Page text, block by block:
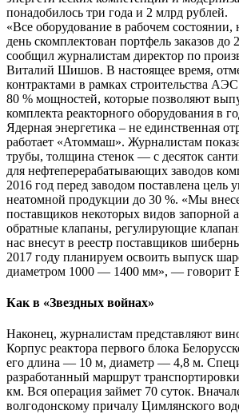
понадобилось три года и 2 млрд рублей.
«Все оборудование в рабочем состоянии,
день скомплектован портфель заказов
сообщил журналистам директор по
Виталий Шишов. В настоящее время,
контрактами в рамках строительства
80 % мощностей, которые позволяют
комплекта реакторного оборудования в
Ядерная энергетика – не единственная
работает «Атоммаш». Журналистам
трубы, толщина стенок — с десяток
для нефтеперерабатывающих заводов
2016 год перед заводом поставлена цель
неатомной продукции до 30 %. «Мы
поставщиков некоторых видов запорной
обратные клапаны, регулирующие
нас внесут в реестр поставщиков
2017 году планируем освоить выпуск
диаметром 1000 — 1400 мм», —
Как в «Звездных войнах»
Наконец, журналистам представляют
Корпус реактора первого блока
его длина — 10 м, диаметр — 4,8 м.
разработанный маршрут
км. Вся операция займет 70 суток.
волгодонскому причалу Цимлянского